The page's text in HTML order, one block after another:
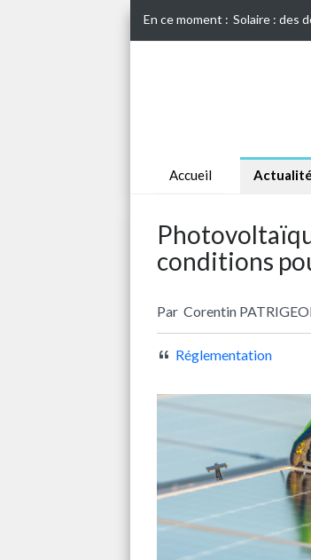
En ce moment : Solaire : des
Accueil
conditions
Par Corentin
Réglementation